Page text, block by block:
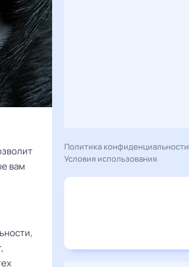
вам
Политика конфиденциальности
Условия использования